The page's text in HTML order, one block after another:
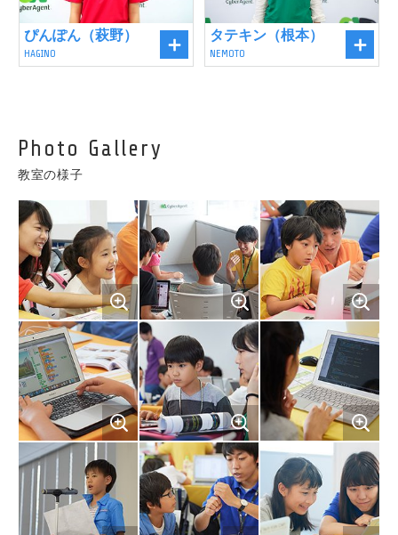
ぴんぽん（萩野）
HAGINO
タテキン（根本）
NEMOTO
Photo Gallery
教室の様子